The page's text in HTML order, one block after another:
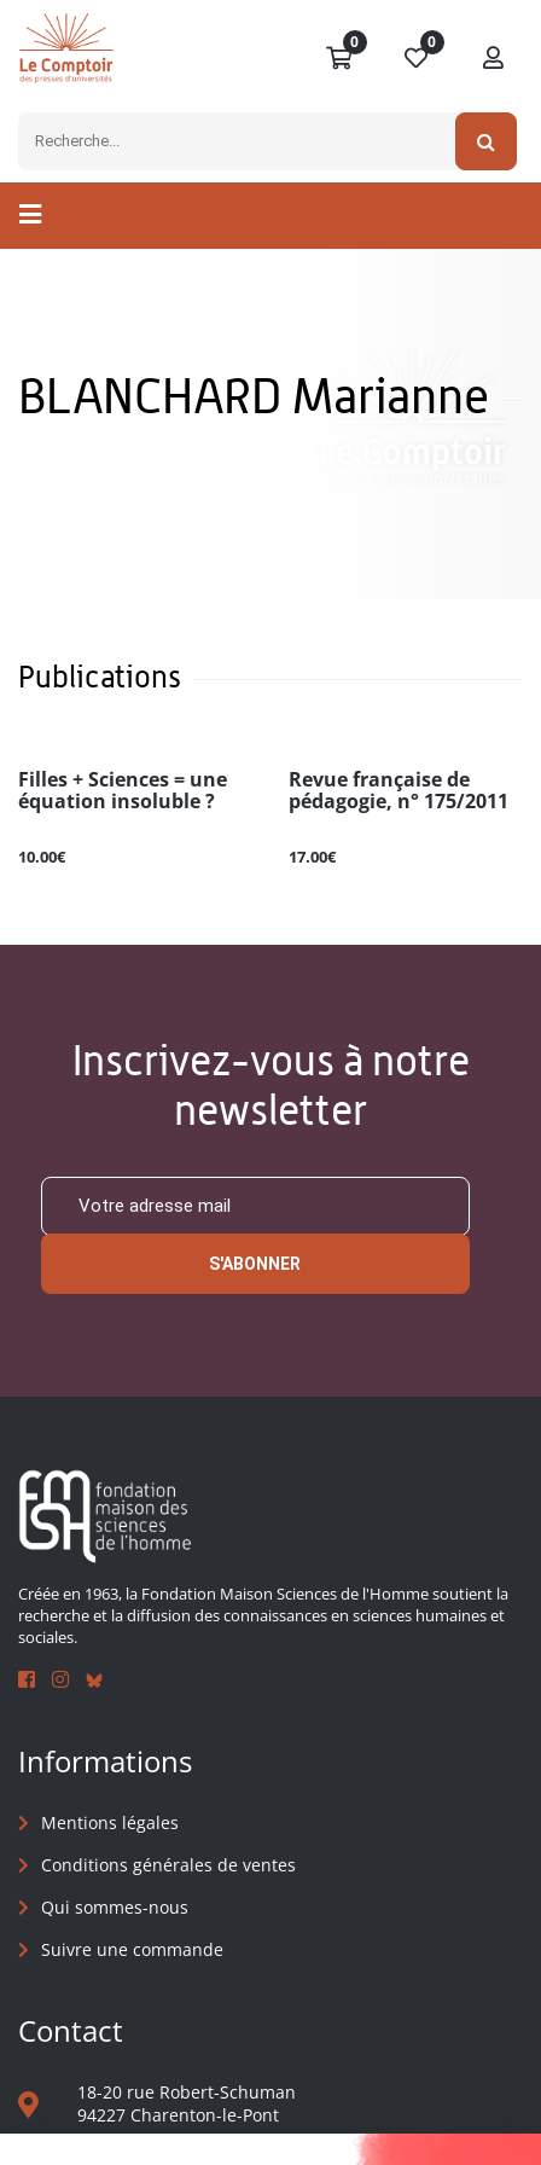
0 0
BLANCHARD Marianne
Publications
Filles + Sciences = une
équation insoluble ?
10.00€
Revue française de
pédagogie, n° 175/2011
17.00€
Inscrivez-vous à notre
newsletter
S'ABONNER
Créée en 1963, la Fondation Maison Sciences de l'Homme soutient la
recherche et la diffusion des connaissances en sciences humaines et
sociales.
Informations
Mentions légales
Conditions générales de ventes
Qui sommes-nous
Suivre une commande
Contact
18-20 rue Robert-Schuman
94227 Charenton-le-Pont